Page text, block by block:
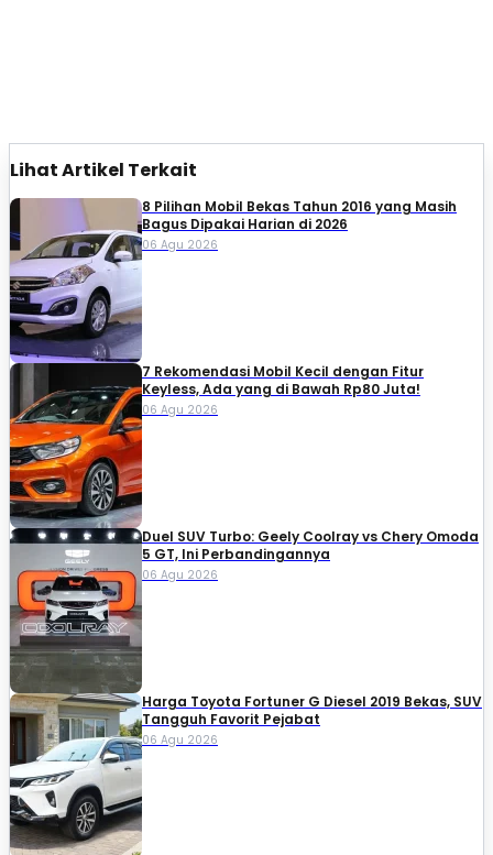
Lihat Artikel Terkait
8 Pilihan Mobil Bekas Tahun 2016 yang Masih
Bagus Dipakai Harian di 2026
06 Agu 2026
7 Rekomendasi Mobil Kecil dengan Fitur
Keyless, Ada yang di Bawah Rp80 Juta!
06 Agu 2026
Duel SUV Turbo: Geely Coolray vs Chery Omoda
5 GT, Ini Perbandingannya
06 Agu 2026
Harga Toyota Fortuner G Diesel 2019 Bekas, SUV
Tangguh Favorit Pejabat
06 Agu 2026